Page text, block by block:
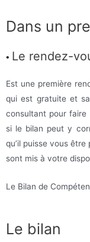
Dans un
• Le rendez-
Est une première
qui est gratuite et
consultant pour
si le bilan peut y
qu’il puisse vous
sont mis à votre
Le Bilan de
Le bilan